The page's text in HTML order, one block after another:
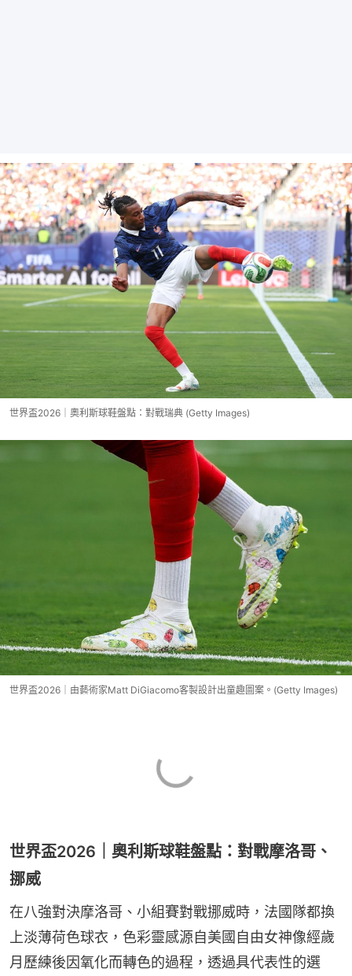
世界盃2026｜奧利斯球鞋盤點：對戰瑞典 (Getty Images)
世界盃2026｜由藝術家Matt DiGiacomo客製設計出童趣圖案。(Getty Images)
世界盃2026｜奧利斯球鞋盤點：對戰摩洛哥、
挪威
在八強對決摩洛哥、小組賽對戰挪威時，法國隊都換
上淡薄荷色球衣，色彩靈感源自美國自由女神像經歲
月歷練後因氧化而轉色的過程，透過具代表性的選